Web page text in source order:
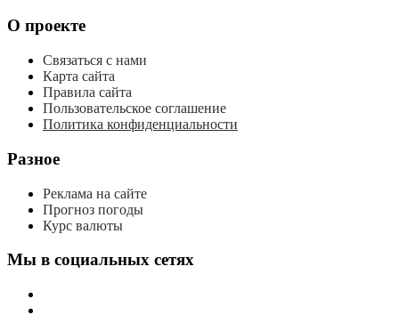
О проекте
Связаться с нами
Карта сайта
Правила сайта
Пользовательское соглашение
Политика конфиденциальности
Разное
Реклама на сайте
Прогноз погоды
Курс валюты
Мы в социальных сетях